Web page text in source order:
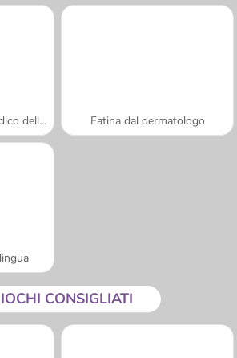
Regina dei ghiacci: medico della lingua Fatina dal dermatologo
CONSIGLIATI